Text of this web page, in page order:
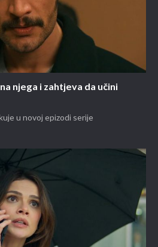
njega i zahtjeva da učini
u novoj epizodi serije